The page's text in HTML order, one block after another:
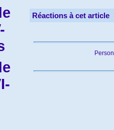
Réactions à cet article